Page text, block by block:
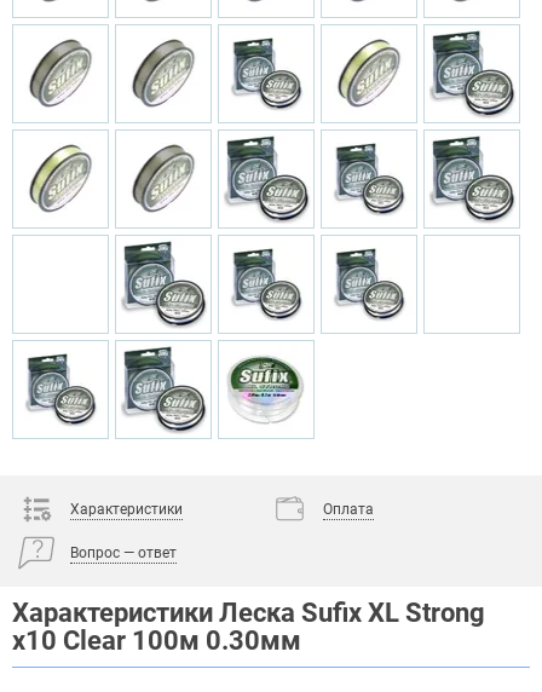
Характеристики Оплата
Вопрос — ответ
Характеристики Леска Sufix XL Strong
x10 Clear 100м 0.30мм